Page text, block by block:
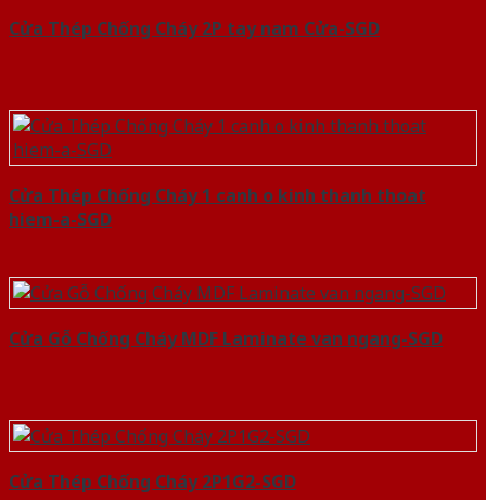
Cửa Thép Chống Cháy 2P tay nam Cửa-SGD
Cửa Thép Chống Cháy 1 canh o kinh thanh thoat
hiem-a-SGD
Cửa Gỗ Chống Cháy MDF Laminate van ngang-SGD
Cửa Thép Chống Cháy 2P1G2-SGD